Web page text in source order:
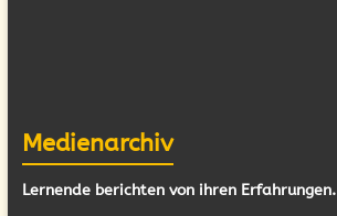
Medienarchiv
Lernende berichten von ihren Erfahrungen.